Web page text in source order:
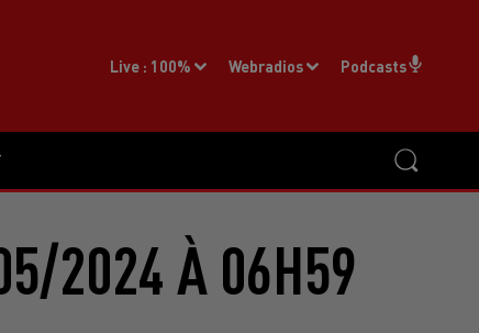
Live : 100% Webradios Podcasts
2024 À 06H59